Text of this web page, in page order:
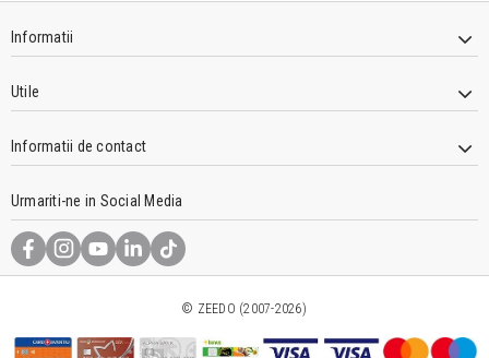
Informatii
Utile
Informatii de contact
Urmariti-ne in Social Media
© ZEEDO (2007-2026)